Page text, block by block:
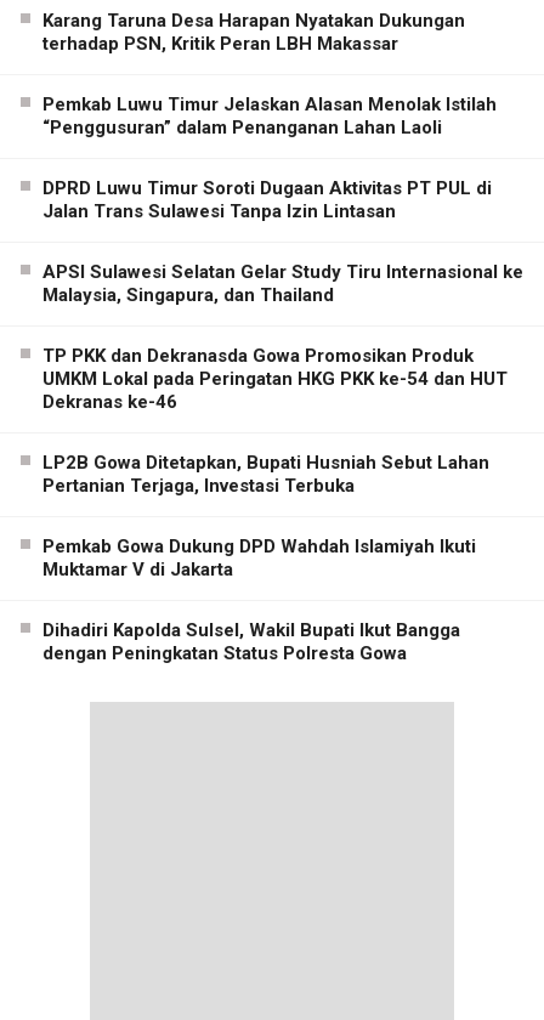
Karang Taruna Desa Harapan Nyatakan Dukungan
terhadap PSN, Kritik Peran LBH Makassar
Pemkab Luwu Timur Jelaskan Alasan Menolak Istilah
“Penggusuran” dalam Penanganan Lahan Laoli
DPRD Luwu Timur Soroti Dugaan Aktivitas PT PUL di
Jalan Trans Sulawesi Tanpa Izin Lintasan
APSI Sulawesi Selatan Gelar Study Tiru Internasional ke
Malaysia, Singapura, dan Thailand
TP PKK dan Dekranasda Gowa Promosikan Produk
UMKM Lokal pada Peringatan HKG PKK ke-54 dan HUT
Dekranas ke-46
LP2B Gowa Ditetapkan, Bupati Husniah Sebut Lahan
Pertanian Terjaga, Investasi Terbuka
Pemkab Gowa Dukung DPD Wahdah Islamiyah Ikuti
Muktamar V di Jakarta
Dihadiri Kapolda Sulsel, Wakil Bupati Ikut Bangga
dengan Peningkatan Status Polresta Gowa